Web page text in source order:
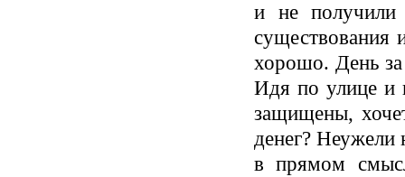
и не получили
существования
хорошо. День за
Идя по улице и
защищены,
денег? Неужели
в прямом